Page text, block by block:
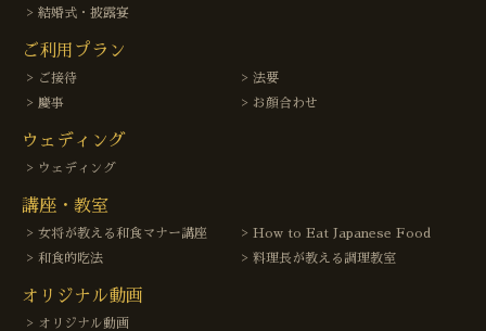
結婚式・披露宴
ご利用プラン
ご接待
法要
慶事
お顔合わせ
ウェディング
ウェディング
講座・教室
女将が教える和食マナー講座
How to Eat Japanese Food
和食的吃法
料理長が教える調理教室
オリジナル動画
オリジナル動画